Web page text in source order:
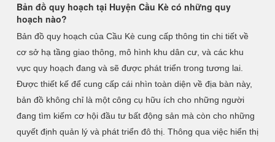
Bản đồ quy hoạch tại Huyện Cầu Kè có những quy
hoạch nào?
Bản đồ quy hoạch của Cầu Kè cung cấp thông tin chi tiết về
cơ sở hạ tầng giao thông, mô hình khu dân cư, và các khu
vực quy hoạch đang và sẽ được phát triển trong tương lai.
Được thiết kế để cung cấp cái nhìn toàn diện về địa bàn này,
bản đồ không chỉ là một công cụ hữu ích cho những người
đang tìm kiếm cơ hội đầu tư bất động sản mà còn cho những
quyết định quản lý và phát triển đô thị. Thông qua việc hiển thị